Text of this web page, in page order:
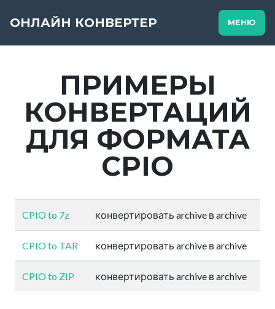
ОНЛАЙН КОНВЕРТЕР МЕНЮ
ПРИМЕРЫ
КОНВЕРТАЦИЙ
ДЛЯ ФОРМАТА
CPIO
CPIO to 7z конвертировать archive в archive
CPIO to TAR конвертировать archive в archive
CPIO to ZIP конвертировать archive в archive